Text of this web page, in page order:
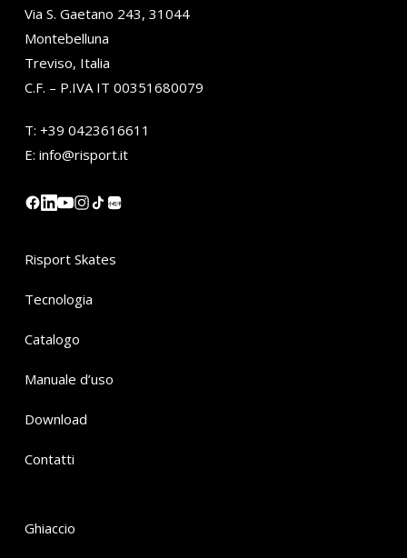
Via S. Gaetano 243, 31044
Montebelluna
Treviso, Italia
C.F. – P.IVA IT 00351680079
T: +39 0423616611
E: info@risport.it
小红书
Risport Skates
Tecnologia
Catalogo
Manuale d’uso
Download
Contatti
Ghiaccio